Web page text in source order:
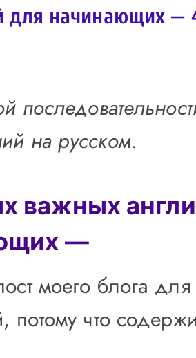
для начинающих
на русском.
важных
—
моего блога
потому что